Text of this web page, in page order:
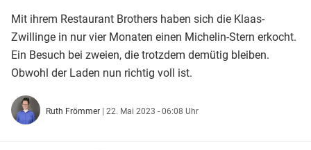
Mit ihrem Restaurant Brothers haben sich die Klaas-
Zwillinge in nur vier Monaten einen Michelin-Stern erkocht.
Ein Besuch bei zweien, die trotzdem demütig bleiben.
Obwohl der Laden nun richtig voll ist.
Ruth Frömmer | 22. Mai 2023 - 06:08 Uhr